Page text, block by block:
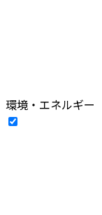
環境・エネルギー